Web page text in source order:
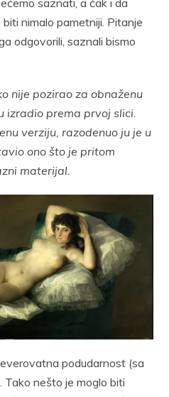
nimalo pametniji. Pitanje
odgovorili, saznali bismo
nije pozirao za obnaženu
izradio prema prvoj slici.
verziju, razodenuo ju je u
ono što je pritom
materijal.
podudarnost (sa
Tako nešto je moglo biti